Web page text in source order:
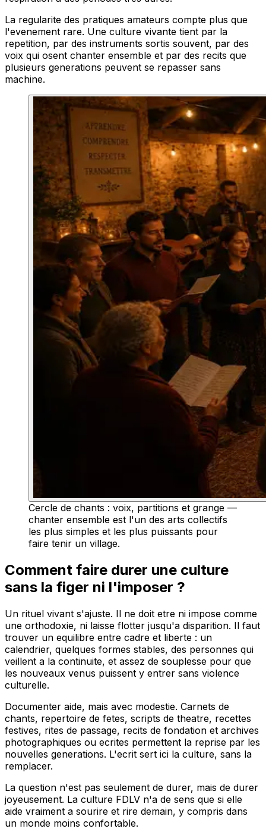
La regularite des pratiques amateurs compte plus que
l'evenement rare. Une culture vivante tient par la
repetition, par des instruments sortis souvent, par des
voix qui osent chanter ensemble et par des recits que
plusieurs generations peuvent se repasser sans
machine.
Cercle de chants : voix, partitions et grange —
chanter ensemble est l'un des arts collectifs
les plus simples et les plus puissants pour
faire tenir un village.
Comment faire durer une culture
sans la figer ni l'imposer ?
Un rituel vivant s'ajuste. Il ne doit etre ni impose comme
une orthodoxie, ni laisse flotter jusqu'a disparition. Il faut
trouver un equilibre entre cadre et liberte : un
calendrier, quelques formes stables, des personnes qui
veillent a la continuite, et assez de souplesse pour que
les nouveaux venus puissent y entrer sans violence
culturelle.
Documenter aide, mais avec modestie. Carnets de
chants, repertoire de fetes, scripts de theatre, recettes
festives, rites de passage, recits de fondation et archives
photographiques ou ecrites permettent la reprise par les
nouvelles generations. L'ecrit sert ici la culture, sans la
remplacer.
La question n'est pas seulement de durer, mais de durer
joyeusement. La culture FDLV n'a de sens que si elle
aide vraiment a sourire et rire demain, y compris dans
un monde moins confortable.